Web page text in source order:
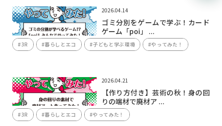
2026.04.14
ゴミ分別をゲームで学ぶ！カード
ゲーム「poi」 ...
#3R #暮らしとエコ #子どもと学ぶ環境 #やってみた！
2026.04.21
【作り方付き】芸術の秋！身の回
りの端材で廃材ア ...
#3R #暮らしとエコ #やってみた！